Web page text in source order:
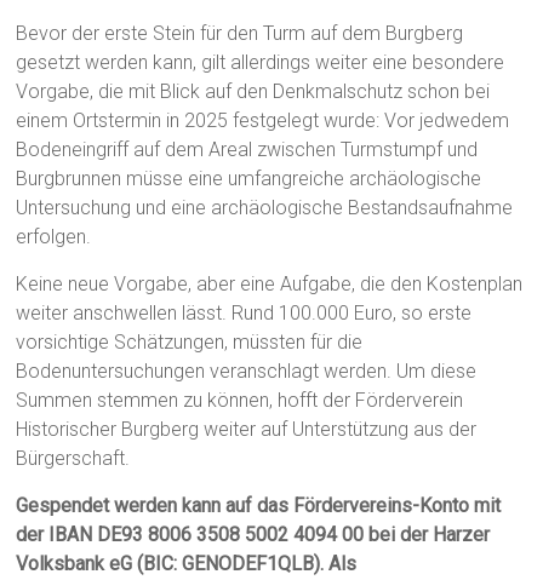
Bevor der erste Stein für den Turm auf dem Burgberg
gesetzt werden kann, gilt allerdings weiter eine besondere
Vorgabe, die mit Blick auf den Denkmalschutz schon bei
einem Ortstermin in 2025 festgelegt wurde: Vor jedwedem
Bodeneingriff auf dem Areal zwischen Turmstumpf und
Burgbrunnen müsse eine umfangreiche archäologische
Untersuchung und eine archäologische Bestandsaufnahme
erfolgen.
Keine neue Vorgabe, aber eine Aufgabe, die den Kostenplan
weiter anschwellen lässt. Rund 100.000 Euro, so erste
vorsichtige Schätzungen, müssten für die
Bodenuntersuchungen veranschlagt werden. Um diese
Summen stemmen zu können, hofft der Förderverein
Historischer Burgberg weiter auf Unterstützung aus der
Bürgerschaft.
Gespendet werden kann auf das Fördervereins-Konto mit
der IBAN DE93 8006 3508 5002 4094 00 bei der Harzer
Volksbank eG (BIC: GENODEF1QLB). Als